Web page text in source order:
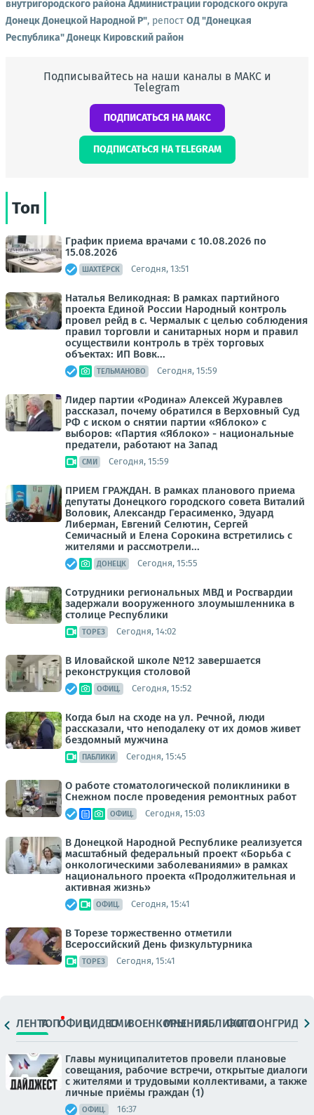
внутригородского района Администрации городского округа
Донецк Донецкой Народной Р", репостОД "Донецкая
Республика" Донецк Кировский район
Подписывайтесь на наши каналы в МАКС и
Telegram
ПОДПИСАТЬСЯ НА МАКС
ПОДПИСАТЬСЯ НА TELEGRAM
Топ
График приема врачами с 10.08.2026 по
15.08.2026
ШАХТЁРСК Сегодня, 13:51
Наталья Великодная: В рамках партийного
проекта Единой России Народный контроль
провел рейд в с. Чермалык с целью соблюдения
правил торговли и санитарных норм и правил
осуществили контроль в трёх торговых
объектах: ИП Вовк...
ТЕЛЬМАНОВО Сегодня, 15:59
Лидер партии «Родина» Алексей Журавлев
рассказал, почему обратился в Верховный Суд
РФ с иском о снятии партии «Яблоко» с
выборов: «Партия «Яблоко» - национальные
предатели, работают на Запад
СМИ Сегодня, 15:59
ПРИЕМ ГРАЖДАН. В рамках планового приема
депутаты Донецкого городского совета Виталий
Воловик, Александр Герасименко, Эдуард
Либерман, Евгений Селютин, Сергей
Семичасный и Елена Сорокина встретились с
жителями и рассмотрели...
ДОНЕЦК Сегодня, 15:55
Сотрудники региональных МВД и Росгвардии
задержали вооруженного злоумышленника в
столице Республики
ТОРЕЗ Сегодня, 14:02
В Иловайской школе №12 завершается
реконструкция столовой
ОФИЦ. Сегодня, 15:52
Когда был на сходе на ул. Речной, люди
рассказали, что неподалеку от их домов живет
бездомный мужчина
ПАБЛИКИ Сегодня, 15:45
О работе стоматологической поликлиники в
Снежном после проведения ремонтных работ
ОФИЦ. Сегодня, 15:03
В Донецкой Народной Республике реализуется
масштабный федеральный проект «Борьба с
онкологическими заболеваниями» в рамках
национального проекта «Продолжительная и
активная жизнь»
ОФИЦ. Сегодня, 15:41
В Торезе торжественно отметили
Всероссийский День физкультурника
ТОРЕЗ Сегодня, 15:41
ЛЕНТАТОПОФИЦ.ВИДЕОСМИВОЕНКОРЫМНЕНИЯПАБЛИКИ
ФОТОЛОНГРИДЫ
Главы муниципалитетов провели плановые
совещания, рабочие встречи, открытые диалоги
с жителями и трудовыми коллективами, а также
личные приёмы граждан (1)
ОФИЦ. 16:37